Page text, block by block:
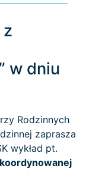
z
w dniu
Rodzinnych
zaprasza
wykład pt.